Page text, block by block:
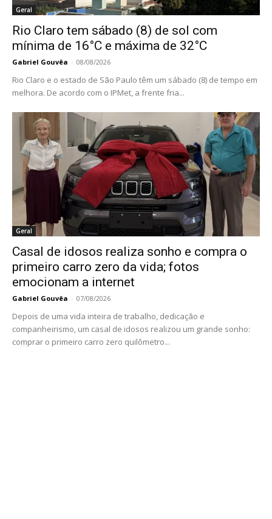
Geral
Rio Claro tem sábado (8) de sol com
mínima de 16°C e máxima de 32°C
Gabriel Gouvêa - 08/08/2026
Rio Claro e o estado de São Paulo têm um sábado (8) de tempo em
melhora. De acordo com o IPMet, a frente fria...
Geral
Casal de idosos realiza sonho e compra o
primeiro carro zero da vida; fotos
emocionam a internet
Gabriel Gouvêa - 07/08/2026
Depois de uma vida inteira de trabalho, dedicação e
companheirismo, um casal de idosos realizou um grande sonho:
comprar o primeiro carro zero quilômetro...